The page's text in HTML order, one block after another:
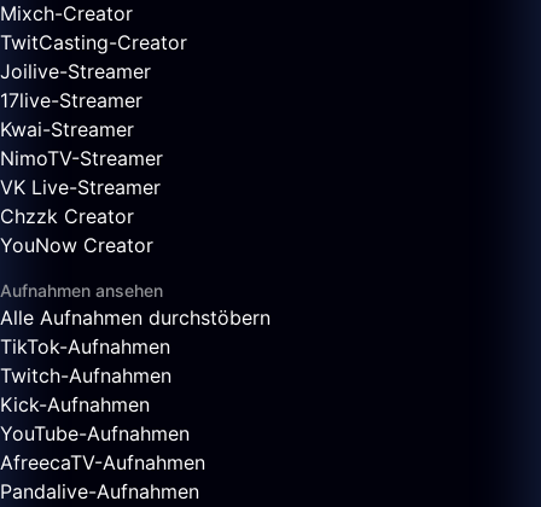
Mixch-Creator
TwitCasting-Creator
Joilive-Streamer
17live-Streamer
Kwai-Streamer
NimoTV-Streamer
VK Live-Streamer
Chzzk Creator
YouNow Creator
Aufnahmen ansehen
Alle Aufnahmen durchstöbern
TikTok-Aufnahmen
Twitch-Aufnahmen
Kick-Aufnahmen
YouTube-Aufnahmen
AfreecaTV-Aufnahmen
Pandalive-Aufnahmen